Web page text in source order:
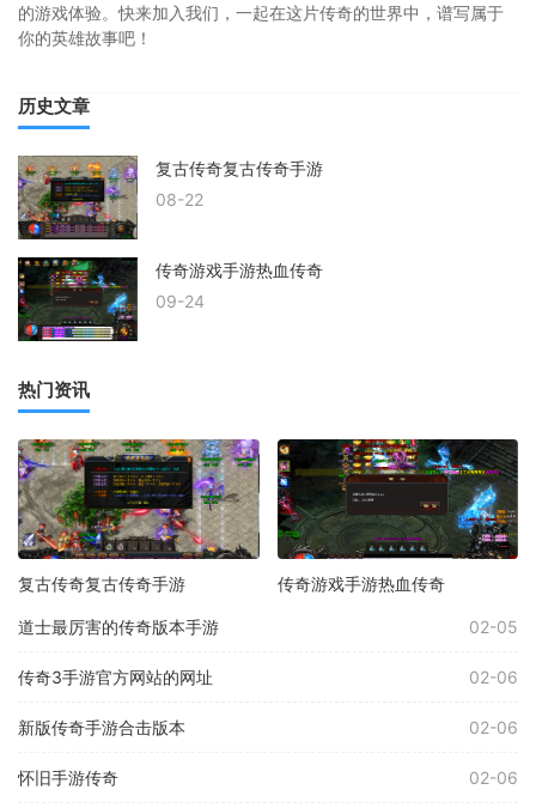
的游戏体验。快来加入我们，一起在这片传奇的世界中，谱写属于
你的英雄故事吧！
历史文章
复古传奇复古传奇手游
08-22
传奇游戏手游热血传奇
09-24
热门资讯
复古传奇复古传奇手游 传奇游戏手游热血传奇
道士最厉害的传奇版本手游 02-05
传奇3手游官方网站的网址 02-06
新版传奇手游合击版本 02-06
怀旧手游传奇 02-06